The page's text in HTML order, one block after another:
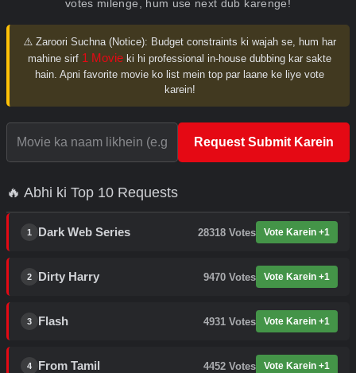
votes milenge, hum use next dub karenge!
⚠️ Zaroori Suchna (Notice): Budget constraints ki wajah se, hum har
mahine sirf 1 Movie ki hi professional in-house dubbing kar sakte
hain. Apni favorite movie ko list mein top par laane ke liye vote
karein!
Request Submit Karein
🔥 Abhi ki Top 10 Requests
1 Dark Web Series 28318 Votes Vote Karein +1
2 Dirty Harry 9470 Votes Vote Karein +1
3 Flash 4931 Votes Vote Karein +1
4 From Tamil 4452 Votes Vote Karein +1